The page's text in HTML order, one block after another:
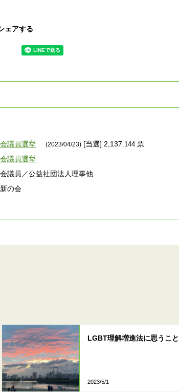
ェアする
議員選挙 (2023/04/23) [当選] 2,137.144 票
議員選挙
議員／公益社団法人理事他
の会
LGBT理解増進法に思うこと
2023/5/1